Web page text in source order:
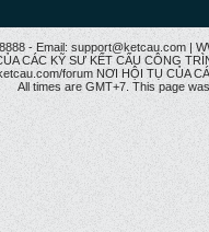
- Email: support@ketcau.com |
CÁC KỸ SƯ KẾT CẤU CÔNG
forum NƠI HỘI TỤ CỦA
All times are GMT+7. This page